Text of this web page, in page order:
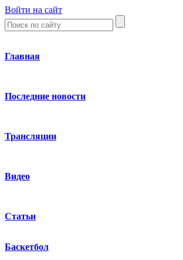
Войти на сайт
Главная
Последние новости
Трансляции
Видео
Статьи
Баскетбол